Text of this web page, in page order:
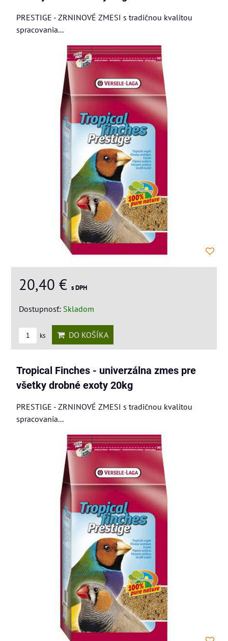
PRESTIGE - ZRNINOVÉ ZMESI s tradičnou kvalitou
spracovania...
20,40 € s DPH
Dostupnosť: Skladom
ks DO KOŠÍKA
Tropical Finches - univerzálna zmes pre
všetky drobné exoty 20kg
PRESTIGE - ZRNINOVÉ ZMESI s tradičnou kvalitou
spracovania...